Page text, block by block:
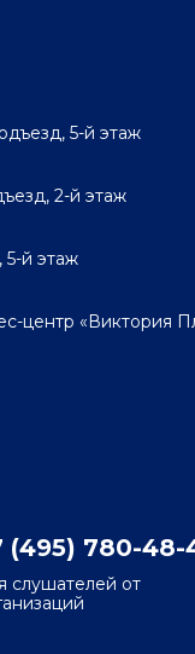
5-й этаж
2-й этаж
5-й этаж
центр «Виктория
(495) 780-48-
слушателей от